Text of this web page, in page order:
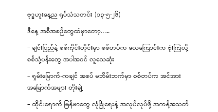
ဗုဒ္ဓဟူးနေ့ည ရုပ်သံသတင်း (၁၃-၅-၂၆)
ဒီနေ့ အစီအစဉ်တွေထဲမှာတော့…..
– ချင်းပြည်နဲ့ စစ်ကိုင်းတိုင်းမှာ စစ်တပ်က လေကြောင်းက ဗုံးကြဲလို့
စစ်သုံ့ပန်းတွေ အပါအဝင် လူသေဆုံး
– ရှမ်းမြောက်-ကချင် အစပ် မဘိမ်းဘက်မှာ စစ်တပ်က အင်အား
အမြောက်အများ တိုးချဲ့
– ထိုင်းရောက် မြန်မာတွေ လုံခြုံရေးနဲ့ အလုပ်လုပ်ဖို့ အကန့်အသတ်